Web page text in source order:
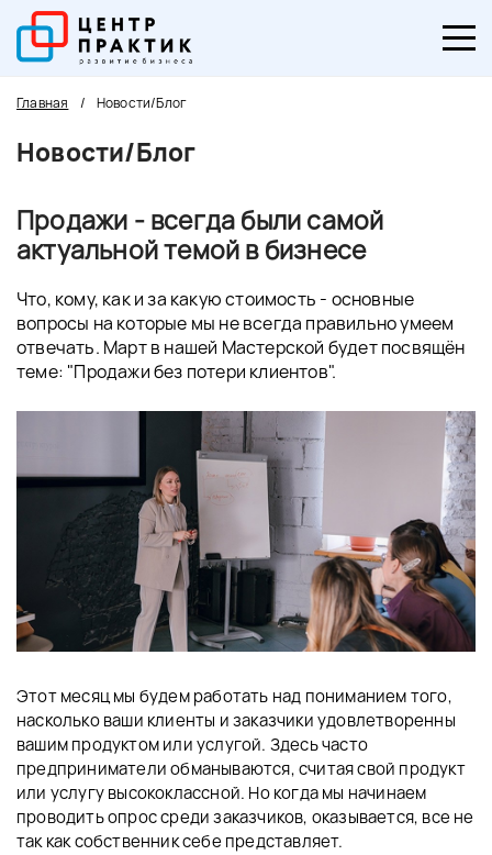
Главная / Новости/Блог
Новости/Блог
Продажи - всегда были самой
актуальной темой в бизнесе
Что, кому, как и за какую стоимость - основные
вопросы на которые мы не всегда правильно умеем
отвечать. Март в нашей Мастерской будет посвящён
теме: "Продажи без потери клиентов".
Этот месяц мы будем работать над пониманием того,
насколько ваши клиенты и заказчики удовлетворенны
вашим продуктом или услугой. Здесь часто
предприниматели обманываются, считая свой продукт
или услугу высококлассной. Но когда мы начинаем
проводить опрос среди заказчиков, оказывается, все не
так как собственник себе представляет.